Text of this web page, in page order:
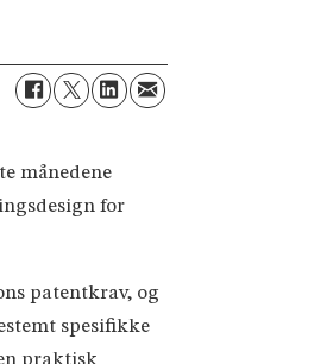
månedene
for
patentkrav, og
spesifikke
praktisk